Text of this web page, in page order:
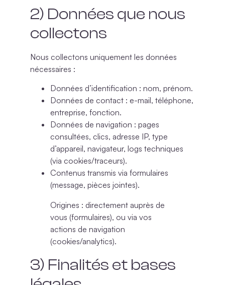
2) Données que nous
collectons
Nous collectons uniquement les données
nécessaires :
Données d’identification : nom, prénom.
Données de contact : e-mail, téléphone,
entreprise, fonction.
Données de navigation : pages
consultées, clics, adresse IP, type
d’appareil, navigateur, logs techniques
(via cookies/traceurs).
Contenus transmis via formulaires
(message, pièces jointes).
Origines : directement auprès de
vous (formulaires), ou via vos
actions de navigation
(cookies/analytics).
3) Finalités et bases